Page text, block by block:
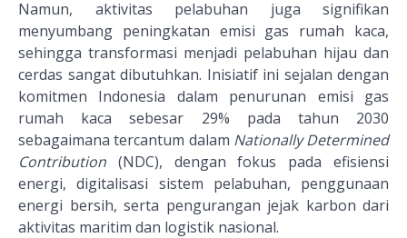
Namun, aktivitas pelabuhan juga signifikan
menyumbang peningkatan emisi gas rumah kaca,
sehingga transformasi menjadi pelabuhan hijau dan
cerdas sangat dibutuhkan. Inisiatif ini sejalan dengan
komitmen Indonesia dalam penurunan emisi gas
rumah kaca sebesar 29% pada tahun 2030
sebagaimana tercantum dalam Nationally Determined
Contribution (NDC), dengan fokus pada efisiensi
energi, digitalisasi sistem pelabuhan, penggunaan
energi bersih, serta pengurangan jejak karbon dari
aktivitas maritim dan logistik nasional.